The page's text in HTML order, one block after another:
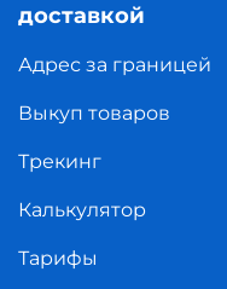
доставкой
Адрес за границей
Выкуп товаров
Трекинг
Калькулятор
Тарифы